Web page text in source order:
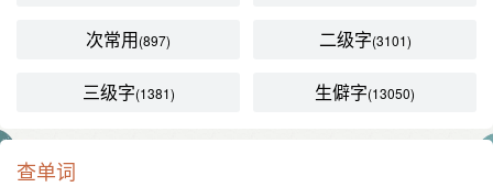
次常用(897) 二级字(3101)
三级字(1381) 生僻字(13050)
查单词